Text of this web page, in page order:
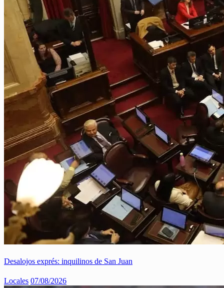
Desalojos exprés: inquilinos de San Juan
Locales 07/08/2026